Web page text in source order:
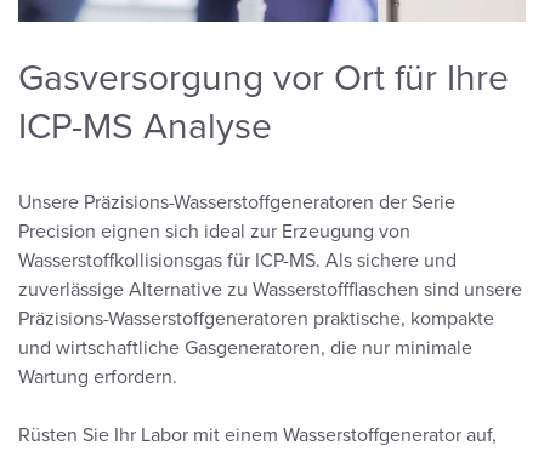
Gasversorgung vor Ort für Ihre
ICP-MS Analyse
Unsere Präzisions-Wasserstoffgeneratoren der Serie
Precision eignen sich ideal zur Erzeugung von
Wasserstoffkollisionsgas für ICP-MS. Als sichere und
zuverlässige Alternative zu Wasserstoffflaschen sind unsere
Präzisions-Wasserstoffgeneratoren praktische, kompakte
und wirtschaftliche Gasgeneratoren, die nur minimale
Wartung erfordern.
Rüsten Sie Ihr Labor mit einem Wasserstoffgenerator auf,